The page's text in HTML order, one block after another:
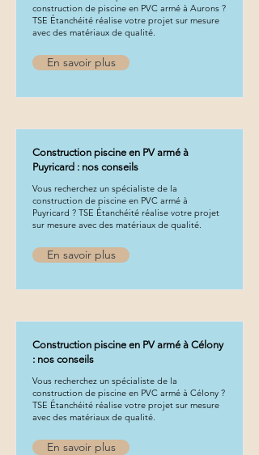
piscine en Provence :
sécurité des plages
immergées et escaliers
construction de piscine en PVC armé à Aurons ?
TSE Étanchéité réalise votre projet sur mesure
avec des matériaux de qualité.
En savoir plus
Construction piscine en PV armé à
Puyricard : nos conseils
Vous recherchez un spécialiste de la
construction de piscine en PVC armé à
Puyricard ? TSE Étanchéité réalise votre projet
sur mesure avec des matériaux de qualité.
En savoir plus
Construction piscine en PV armé à Célony
: nos conseils
Vous recherchez un spécialiste de la
construction de piscine en PVC armé à Célony ?
TSE Étanchéité réalise votre projet sur mesure
avec des matériaux de qualité.
En savoir plus